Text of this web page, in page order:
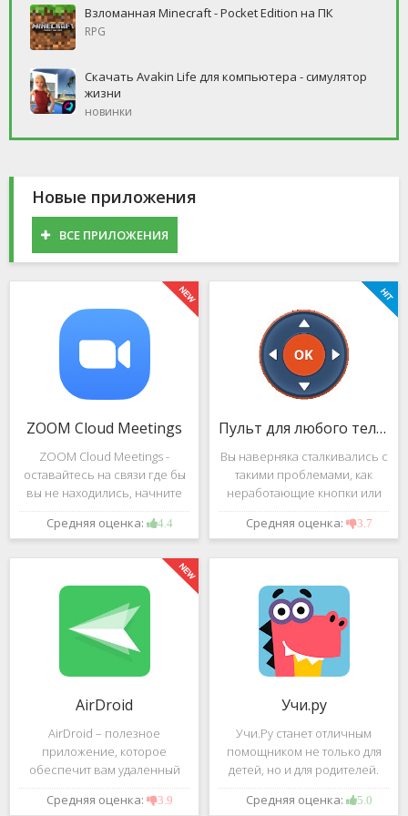
Взломанная Minecraft - Pocket Edition на ПК
RPG
Скачать Avakin Life для компьютера - симулятор
жизни
новинки
Новые приложения
ВСЕ ПРИЛОЖЕНИЯ
ZOOM Cloud Meetings
ZOOM Cloud Meetings -
оставайтесь на связи где бы
вы не находились, начните
свою или присоединитесь к
видеоконференции с
высококачественным
изображением. Столь
Средняя оценка: 4.4
Пульт для любого телевизора
Вы наверняка сталкивались с
такими проблемами, как
неработающие кнопки или
разряженные батарейки на
вашем пульте от
с помощью приложения
"Пульт для
Средняя оценка: 3.7
AirDroid
AirDroid – полезное
приложение, которое
обеспечит вам удаленный
доступ к вашему смартфону
или планшету при помощи
Средняя оценка: 3.9
Учи.ру
Учи.Ру станет отличным
помощником не только для
детей, но и для родителей.
Это приложение заточено
под изучение различного
Средняя оценка: 5.0